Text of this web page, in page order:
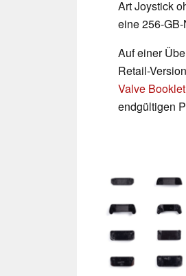
Art Joystick
eine 256-
Auf einer
Retail-
Valve
endgültigen